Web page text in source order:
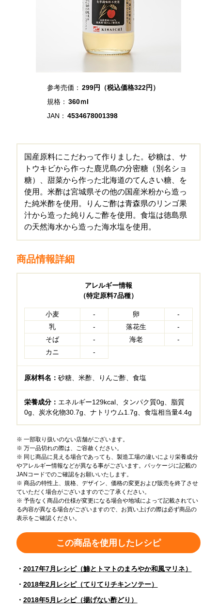
参考売価： 299円
（税込価格322円）
規格： 360ｍl
JAN： 4534678001398
国産原料にこだわって作りました。砂糖は、サ
トウキビから作った鹿児島の分密糖（別名ショ
糖）、甜菜から作った北海道のてんさい糖、を
使用。米酢は宮城県その他の国産米粉から造っ
た純米酢を使用。りんご酢は青森県のリンゴ果
汁から造った純りんご酢を使用。食塩は徳島県
の天然海水から造った海水塩を使用。
商品情報詳細
アレルギー情報
（特定原料7品種）
小麦 - 卵
-
乳
- 落花生
-
そば
- 海老
-
カニ
-
原材料名： 砂糖、米酢、りんご酢、食塩
栄養成分： エネルギー129kcal、タンパク質0g、脂質
0g、炭水化物30.7g、ナトリウム1.7g、食塩相当量4.4g
※ 一部取り扱いのない店舗がございます。
※ 万一品切れの際は、ご容赦ください。
※ 同じ商品に見える場合であっても、製造工場の違いにより栄養成分
やアレルギー情報などが異なる事がございます。パッケージに記載の
JANコードでのご確認をお願いいたします。
※ 商品の特性上、規格、デザイン、価格の変更および販売を終了させ
ていただく場合がございますのでご了承ください。
※ 予告なく商品の仕様が変更になる場合や地域によって記載されてい
る内容が異なる場合がございますので、お買い上げの際は必ず商品の
表示をご確認ください。
この商品を使用したレシピ
2017年7月レシピ（鯵とトマトのまろやか和風マリネ）
2018年2月レシピ（てりてりチキンソテー）
2018年5月レシピ（揚げない酢どり）